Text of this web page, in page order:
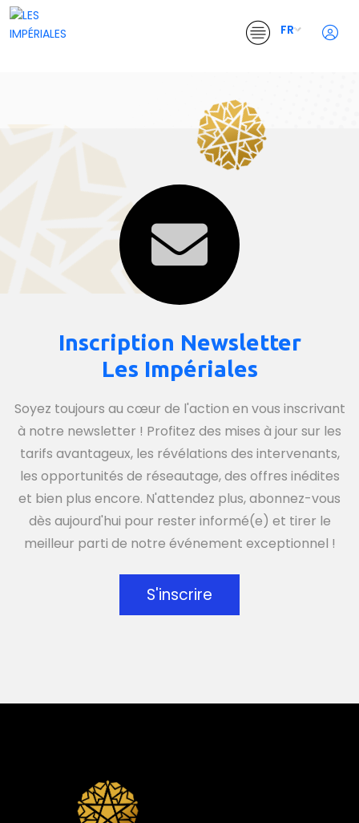
FR
Inscription Newsletter
Les Impériales
Soyez toujours au cœur de l'action en vous inscrivant
à notre newsletter ! Profitez des mises à jour sur les
tarifs avantageux, les révélations des intervenants,
les opportunités de réseautage, des offres inédites
et bien plus encore. N'attendez plus, abonnez-vous
dès aujourd'hui pour rester informé(e) et tirer le
meilleur parti de notre événement exceptionnel !
S'inscrire